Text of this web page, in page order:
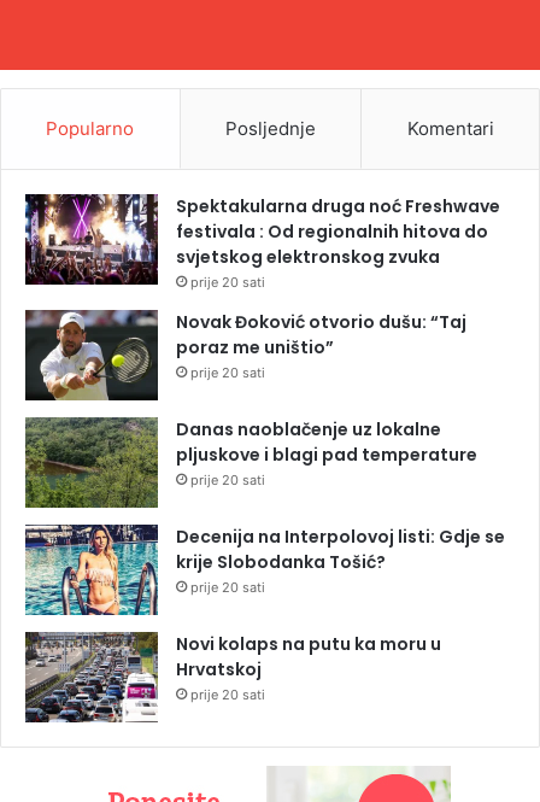
Popularno Posljednje Komentari
Spektakularna druga noć Freshwave
festivala : Od regionalnih hitova do
svjetskog elektronskog zvuka
prije 20 sati
Novak Đoković otvorio dušu: “Taj
poraz me uništio”
prije 20 sati
Danas naoblačenje uz lokalne
pljuskove i blagi pad temperature
prije 20 sati
Decenija na Interpolovoj listi: Gdje se
krije Slobodanka Tošić?
prije 20 sati
Novi kolaps na putu ka moru u
Hrvatskoj
prije 20 sati